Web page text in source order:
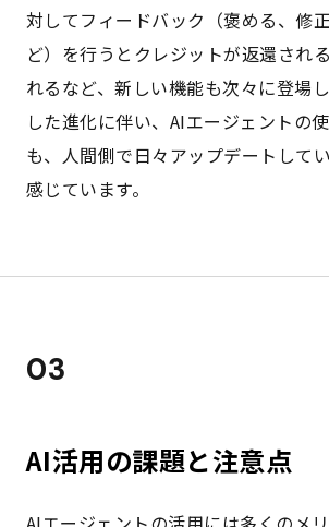
対してフィードバック（褒める、修
ど）を行うとクレジットが返還され
れるなど、新しい機能も次々に登場
した進化に伴い、AIエージェントの
も、人間側で日々アップデートして
感じています。
03
AI活用の課題と注意点